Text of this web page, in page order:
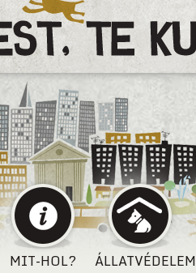
MIT-HOL? ÁLLATVÉDELEM